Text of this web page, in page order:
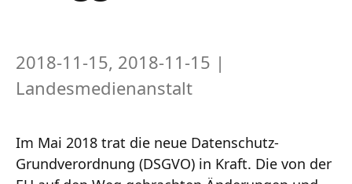
2018-11-15, 2018-11-15 |
Landesmedienanstalt
Im Mai 2018 trat die neue Datenschutz-
Grundverordnung (DSGVO) in Kraft. Die von der